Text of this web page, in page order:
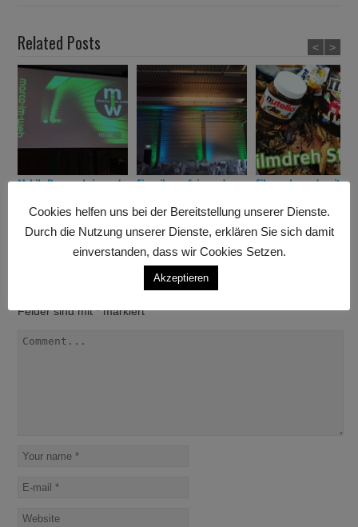
Related Posts
Mobile Beamer Leinwand
Einweihungsfeier und
Grettstadt
Filmwochenende mit
Stuttgart
< >
Deine E-Mail-Adresse wird nicht veröffentlicht.
Felder sind mit*markiert
Cookies helfen uns bei der Bereitstellung unserer Dienste.
Durch die Nutzung unserer Dienste, erklären Sie sich damit
einverstanden, dass wir Cookies Setzen.
Akzeptieren